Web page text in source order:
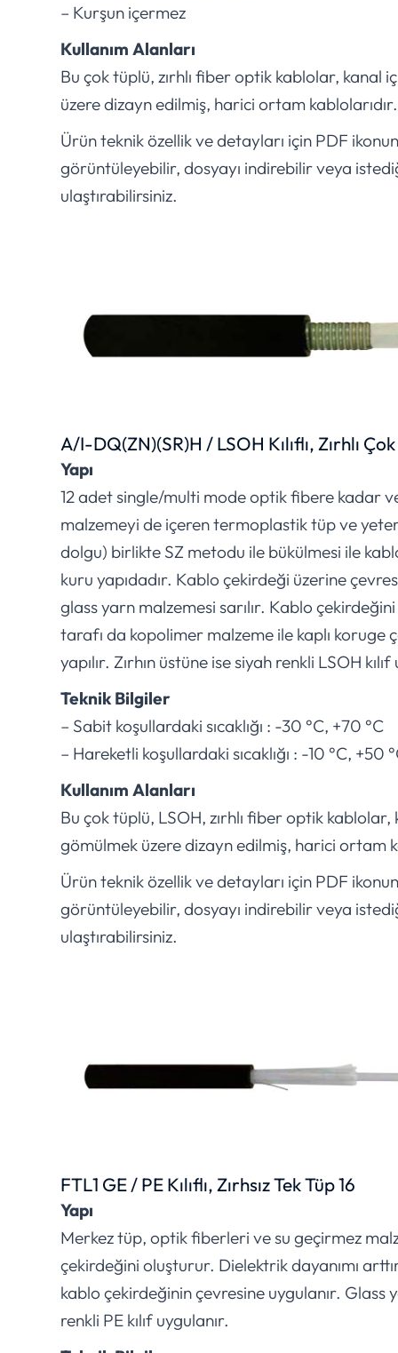
– Kurşun içermez
Kullanım Alanları
Bu çok tüplü, zırhlı fiber optik kablolar, kanal
üzere dizayn edilmiş, harici ortam kablolarıdır.
Ürün teknik özellik ve detayları için PDF
görüntüleyebilir, dosyayı indirebilir veya
ulaştırabilirsiniz.
A/I-DQ(ZN)(SR)H / LSOH Kılıflı, Zırhlı
Yapı
12 adet single/multi mode optik fibere kadar
malzemeyi de içeren termoplastik tüp ve
dolgu) birlikte SZ metodu ile bükülmesi ile
kuru yapıdadır. Kablo çekirdeği üzerine
glass yarn malzemesi sarılır. Kablo
tarafı da kopolimer malzeme ile kaplı koruge
yapılır. Zırhın üstüne ise siyah renkli LSOH
Teknik Bilgiler
– Sabit koşullardaki sıcaklığı : -30 °C, +70 °C
– Hareketli koşullardaki sıcaklığı : -10 °C, +50
Kullanım Alanları
Bu çok tüplü, LSOH, zırhlı fiber optik
gömülmek üzere dizayn edilmiş, harici ortam
Ürün teknik özellik ve detayları için PDF
görüntüleyebilir, dosyayı indirebilir veya
ulaştırabilirsiniz.
FTL1 GE / PE Kılıflı, Zırhsız Tek Tüp 16
Yapı
Merkez tüp, optik fiberleri ve su geçirmez
çekirdeğini oluşturur. Dielektrik dayanımı
kablo çekirdeğinin çevresine uygulanır. Glass
renkli PE kılıf uygulanır.